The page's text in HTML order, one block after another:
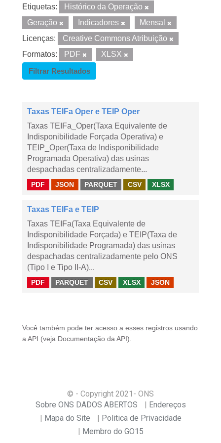
Etiquetas:
Histórico da Operação
Geração
Indicadores
Mensal
Licenças:
Creative Commons Atribuição
Formatos:
PDF
XLSX
Filtrar Resultados
Taxas TEIFa Oper e TEIP Oper
Taxas TEIFa_Oper(Taxa Equivalente de
Indisponibilidade Forçada Operativa) e
TEIP_Oper(Taxa de Indisponibilidade
Programada Operativa) das usinas
despachadas centralizadamente...
PDF JSON PARQUET CSV XLSX
Taxas TEIFa e TEIP
Taxas TEIFa(Taxa Equivalente de
Indisponibilidade Forçada) e TEIP(Taxa de
Indisponibilidade Programada) das usinas
despachadas centralizadamente pelo ONS
(Tipo I e Tipo II-A)...
PDF PARQUET CSV XLSX JSON
Você também pode ter acesso a esses registros usando
a API (veja Documentação da API ).
© - Copyright 2021 - ONS
Sobre ONS DADOS ABERTOS
Endereços
Mapa do Site
Politica de Privacidade
Membro do GO15